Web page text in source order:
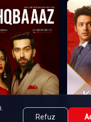
Refuz